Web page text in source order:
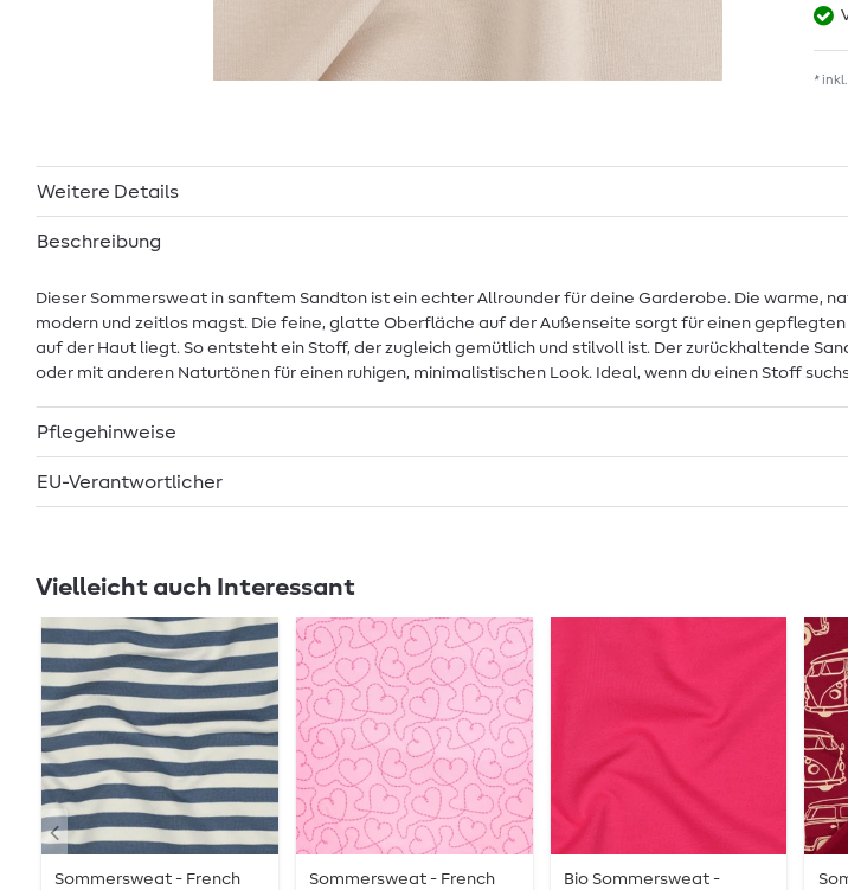
* inkl.
Weitere Details
Beschreibung
Dieser Sommersweat in sanftem Sandton ist ein echter Allrounder für deine Garderobe. Die warme,
modern und zeitlos magst. Die feine, glatte Oberfläche auf der Außenseite sorgt für einen
auf der Haut liegt. So entsteht ein Stoff, der zugleich gemütlich und stilvoll ist. Der zurückhaltende
oder mit anderen Naturtönen für einen ruhigen, minimalistischen Look. Ideal, wenn du einen Stoff
Pflegehinweise
EU-Verantwortlicher
Vielleicht auch Interessant
Sommersweat - French
Sommersweat - French
Bio Sommersweat -